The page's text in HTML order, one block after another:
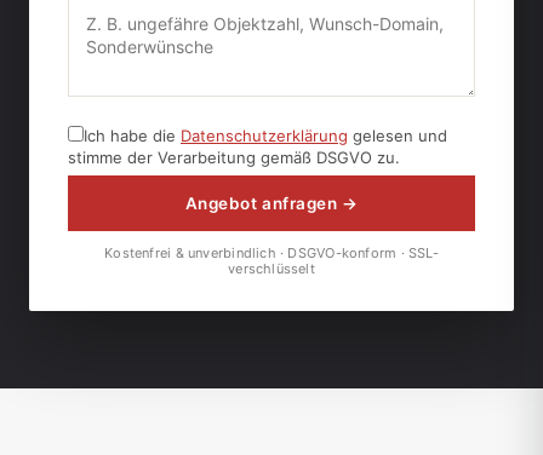
Ich habe die Datenschutzerklärung gelesen und
stimme der Verarbeitung gemäß DSGVO zu.
Angebot anfragen →
Kostenfrei & unverbindlich · DSGVO-konform · SSL-
verschlüsselt